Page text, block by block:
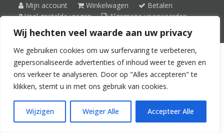
Wij hechten veel waarde aan uw privacy
We gebruiken cookies om uw surfervaring te verbeteren,
gepersonaliseerde advertenties of inhoud weer te geven en
ons verkeer te analyseren. Door op "Alles accepteren" te
klikken, stemt u in met ons gebruik van cookies.
Wijzigen Weiger Alle Accepteer Alle
Mijn account Winkelwagen
Betalen
Veel gestelde vragen
Algemene voorwaarden
© 2026 Glasverpakkingen.nl - Privacy Cookies